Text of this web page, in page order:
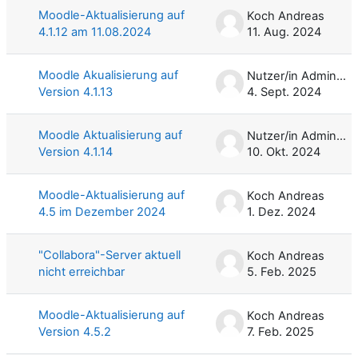
Moodle-Aktualisierung auf
4.1.12 am 11.08.2024
Koch Andreas
11. Aug. 2024
Moodle Akualisierung auf
Version 4.1.13
Nutzer/in Administrator/in
4. Sept. 2024
Moodle Aktualisierung auf
Version 4.1.14
Nutzer/in Administrator/in
10. Okt. 2024
Moodle-Aktualisierung auf
4.5 im Dezember 2024
Koch Andreas
1. Dez. 2024
"Collabora"-Server aktuell
nicht erreichbar
Koch Andreas
5. Feb. 2025
Moodle-Aktualisierung auf
Version 4.5.2
Koch Andreas
7. Feb. 2025